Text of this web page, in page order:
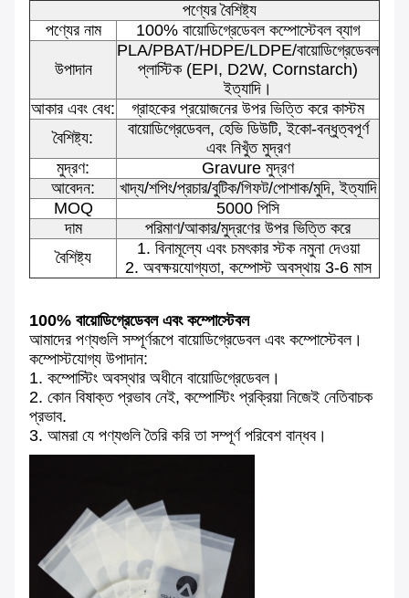
পণ্যের বৈশিষ্ট্য
পণ্যের নাম
100% বায়োডিগ্রেডেবল কম্পোস্টেবল ব্যাগ
উপাদান
PLA/PBAT/HDPE/LDPE/বায়োডিগ্রেডেবল
প্লাস্টিক (EPI, D2W, Cornstarch)
ইত্যাদি।
আকার এবং বেধ:
গ্রাহকের প্রয়োজনের উপর ভিত্তি করে কাস্টম
বৈশিষ্ট্য:
বায়োডিগ্রেডেবল, হেভি ডিউটি, ইকো-বন্ধুত্বপূর্ণ
এবং নিখুঁত মুদ্রণ
মুদ্রণ:
Gravure মুদ্রণ
আবেদন:
খাদ্য/শপিং/প্রচার/বুটিক/গিফট/পোশাক/মুদি, ইত্যাদি
MOQ
5000 পিসি
দাম
পরিমাণ/আকার/মুদ্রণের উপর ভিত্তি করে
বৈশিষ্ট্য
1. বিনামূল্যে এবং চমৎকার স্টক নমুনা দেওয়া
2. অবক্ষয়যোগ্যতা, কম্পোস্ট অবস্থায় 3-6 মাস
100% বায়োডিগ্রেডেবল এবং কম্পোস্টেবল
আমাদের পণ্যগুলি সম্পূর্ণরূপে বায়োডিগ্রেডেবল এবং কম্পোস্টেবল।
কম্পোস্টযোগ্য উপাদান:
1. কম্পোস্টিং অবস্থার অধীনে বায়োডিগ্রেডেবল।
2. কোন বিষাক্ত প্রভাব নেই, কম্পোস্টিং প্রক্রিয়া নিজেই নেতিবাচক
প্রভাব.
3. আমরা যে পণ্যগুলি তৈরি করি তা সম্পূর্ণ পরিবেশ বান্ধব।